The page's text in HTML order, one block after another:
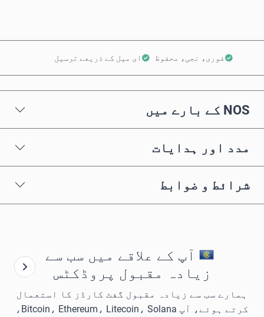
فوری، نجی، محفوظ ای میل کے ذریعے ترسیل
NOS کے بارے میں
مدد اور ہدایات
شرائط و ضوابط
آپ کے علاقے میں سب سے
زیادہ مقبول پروڈکٹس
ہمارے سب سے زیادہ مقبول گفٹ کارڈز کا استعمال
کرتے ہوئے، آپ Bitcoin، Ethereum، Litecoin، Solana،